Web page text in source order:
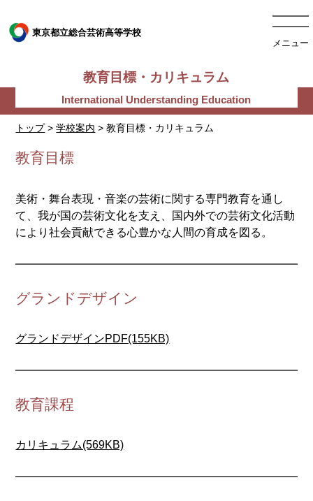
東京都立総合芸術高等学校
メニュー
トップ>学校案内 > 教育目標・カリキュラム
教育目標・カリキュラム
教育目標
美術・舞台表現・音楽の芸術に関する専門教育を通し
て、我が国の芸術文化を支え、国内外での芸術文化活動
により社会貢献できる心豊かな人間の育成を図る。
グランドデザイン
グランドデザインPDF(155KB)
教育課程
カリキュラム(569KB)